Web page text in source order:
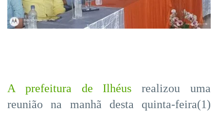
A prefeitura de Ilhéus realizou uma
reunião na manhã desta quinta-feira(1)